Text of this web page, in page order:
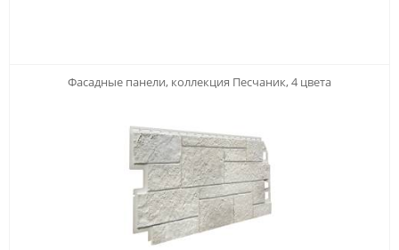
Фасадные панели, коллекция Песчаник, 4 цвета